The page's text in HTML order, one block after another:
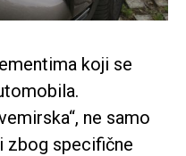
koji se
ne samo
zbog specifične